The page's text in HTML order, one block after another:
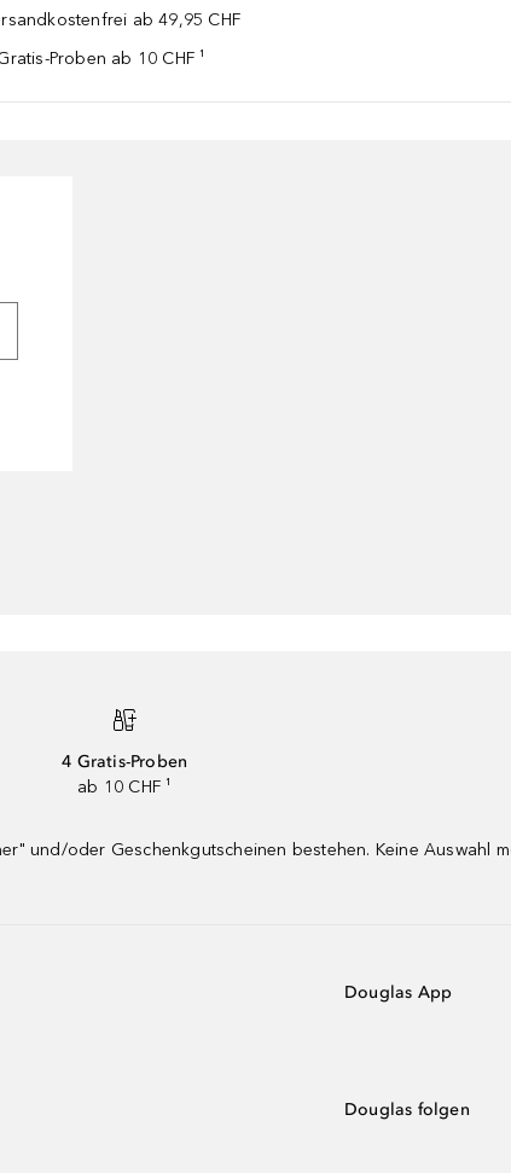
ab 49,95 CHF
Proben ab 10 CHF ¹
4 Gratis-Proben
ab 10 CHF ¹
und/oder Geschenkgutscheinen bestehen. Keine Auswahl
Douglas App
Douglas folgen